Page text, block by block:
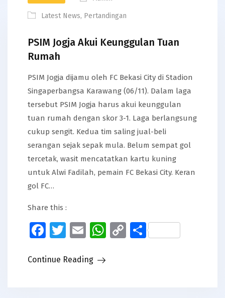
Latest News, Pertandingan
PSIM Jogja Akui Keunggulan Tuan
Rumah
PSIM Jogja dijamu oleh FC Bekasi City di Stadion
Singaperbangsa Karawang (06/11). Dalam laga
tersebut PSIM Jogja harus akui keunggulan
tuan rumah dengan skor 3-1. Laga berlangsung
cukup sengit. Kedua tim saling jual-beli
serangan sejak sepak mula. Belum sempat gol
tercetak, wasit mencatatkan kartu kuning
untuk Alwi Fadilah, pemain FC Bekasi City. Keran
gol FC…
Share this :
Facebook
Twitter
EmailWhatsApp
CopyShare
Continue Reading